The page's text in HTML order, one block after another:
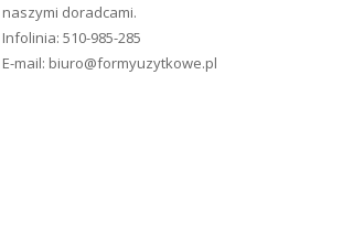
naszymi doradcami.
Infolinia:510-985-285
E-mail: biuro@formyuzytkowe.pl